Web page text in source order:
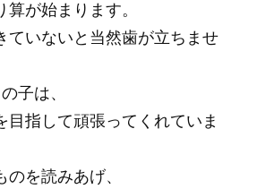
算が始まります。
ていないと当然歯が立ちませ
子は、
目指して頑張ってくれていま
を読みあげ、